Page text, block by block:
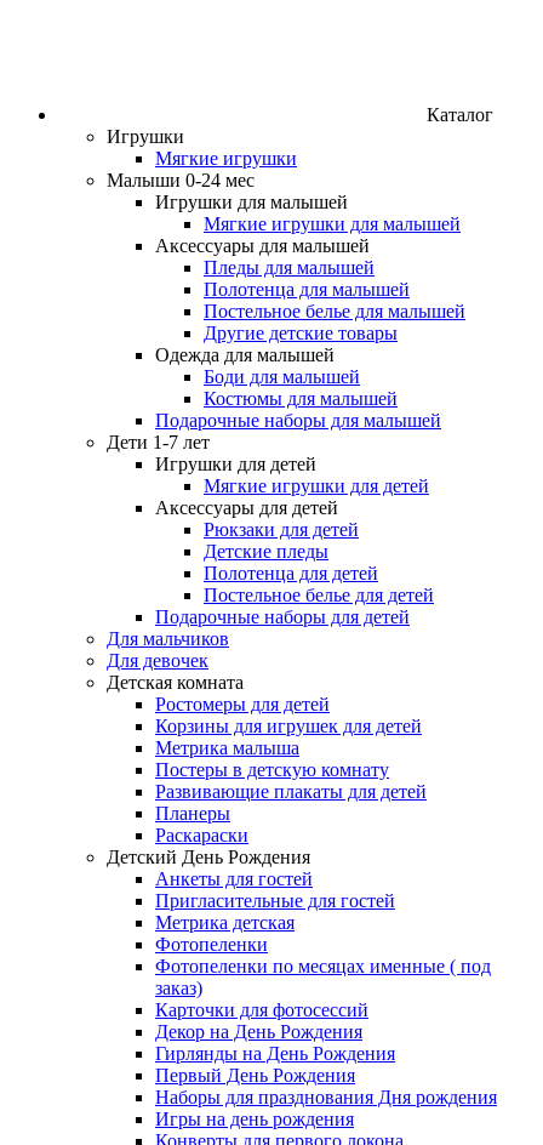
Каталог
Игрушки
Мягкие игрушки
Малыши 0-24 мес
Игрушки для малышей
Мягкие игрушки для малышей
Аксессуары для малышей
Пледы для малышей
Полотенца для малышей
Постельное белье для малышей
Другие детские товары
Одежда для малышей
Боди для малышей
Костюмы для малышей
Подарочные наборы для малышей
Дети 1-7 лет
Игрушки для детей
Мягкие игрушки для детей
Аксессуары для детей
Рюкзаки для детей
Детские пледы
Полотенца для детей
Постельное белье для детей
Подарочные наборы для детей
Для мальчиков
Для девочек
Детская комната
Ростомеры для детей
Корзины для игрушек для детей
Метрика малыша
Постеры в детскую комнату
Развивающие плакаты для детей
Планеры
Раскараски
Детский День Рождения
Анкеты для гостей
Пригласительные для гостей
Метрика детская
Фотопеленки
Фотопеленки по месяцах именные ( под
заказ)
Карточки для фотосессий
Декор на День Рождения
Гирлянды на День Рождения
Первый День Рождения
Наборы для празднования Дня рождения
Игры на день рождения